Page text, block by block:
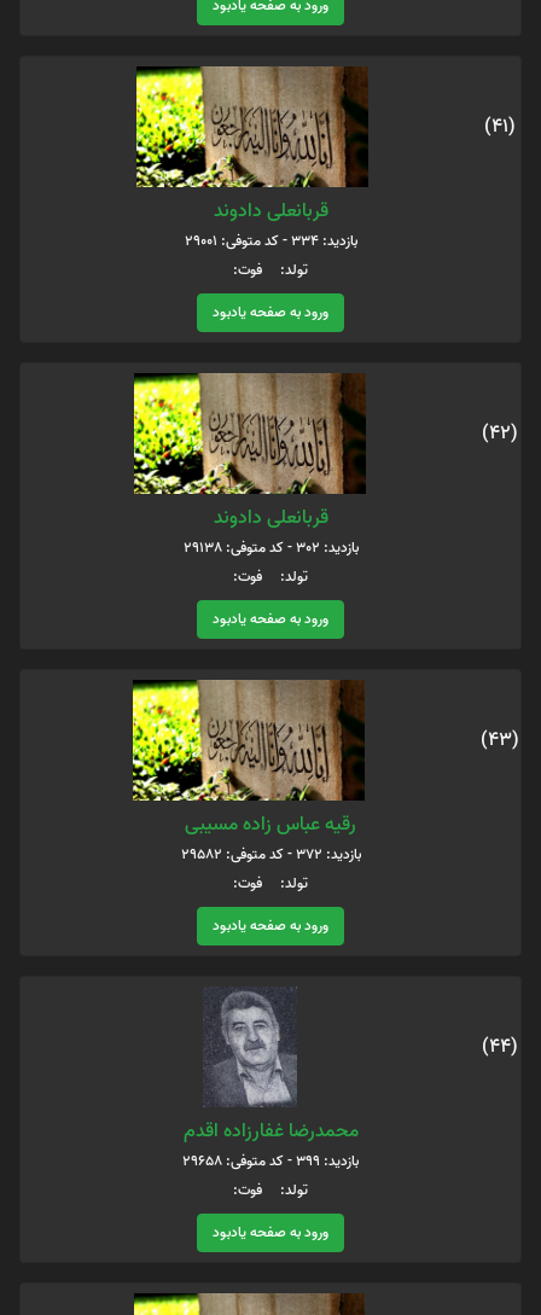
ورود به صفحه یادبود
(41)
قربانعلی دادوند
بازدید: 334 - کد متوفی: 29001
تولد: فوت:
ورود به صفحه یادبود
(42)
قربانعلی دادوند
بازدید: 302 - کد متوفی: 29138
تولد: فوت:
ورود به صفحه یادبود
(43)
رقیه عباس زاده مسیبی
بازدید: 372 - کد متوفی: 29582
تولد: فوت:
ورود به صفحه یادبود
(44)
محمدرضا غفارزاده اقدم
بازدید: 399 - کد متوفی: 29658
تولد: فوت:
ورود به صفحه یادبود